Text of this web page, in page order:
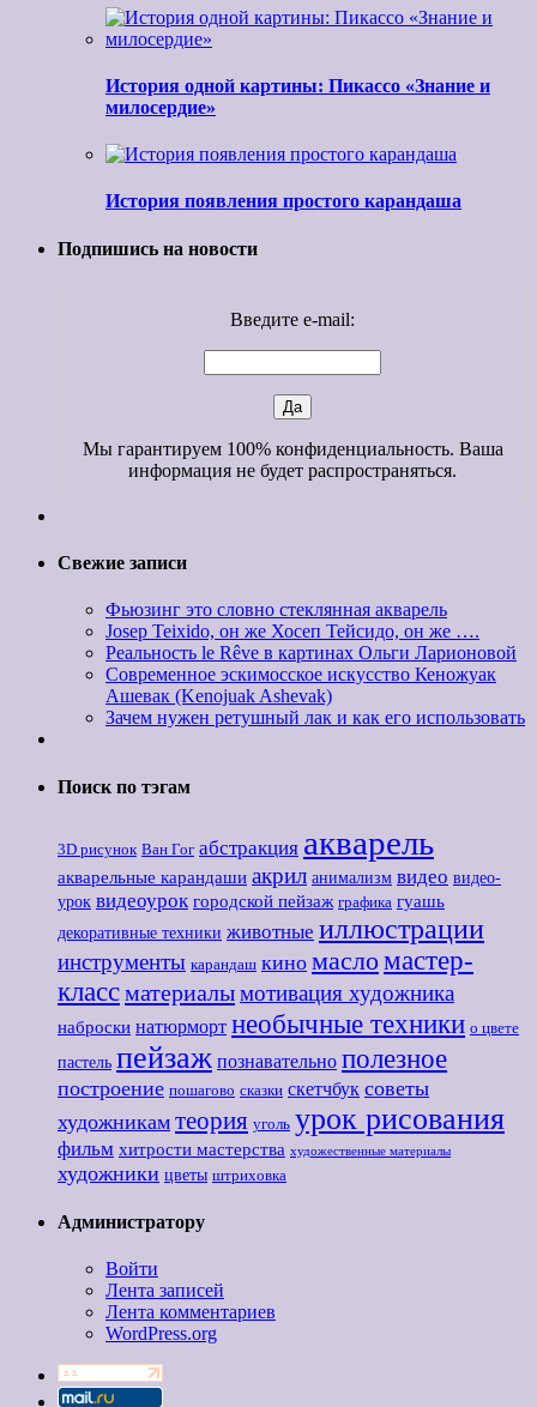
История одной картины: Пикассо «Знание и
милосердие»
История появления простого карандаша
Подпишись на новости
Введите e-mail:
Мы гарантируем 100% конфиденциальность. Ваша
информация не будет распространяться.
Свежие записи
Фьюзинг это словно стеклянная акварель
Josep Teixido, он же Хосеп Тейсидо, он же ….
Реальность le Rêve в картинах Ольги Ларионовой
Современное эскимосское искусство Кеножуак
Ашевак (Kenojuak Ashevak)
Зачем нужен ретушный лак и как его использовать
Поиск по тэгам
3D рисунок Ван Гог абстракция акварель
акварельные карандаши акрил анимализм видео видео-
урок видеоурок городской пейзаж графика гуашь
декоративные техники животные иллюстрации
инструменты карандаш кино масломастер-
классматериалымотивация художника
наброски натюрморт необычные техники о цвете
пастель пейзаж познавательно полезное
построение пошагово сказки скетчбук советы
художникам теория уголь урок рисования
фильм хитрости мастерства художественные материалы
художники цветы штриховка
Администратору
Войти
Лента записей
Лента комментариев
WordPress.org